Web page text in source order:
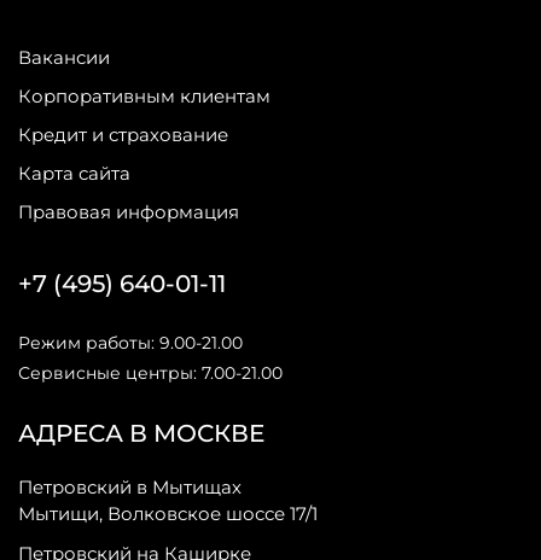
Вакансии
Корпоративным клиентам
Кредит и страхование
Карта сайта
Правовая информация
АДРЕСА В МОСКВЕ
Петровский в Мытищах
Мытищи, Волковское шоссе 17/1
Петровский на Каширке
+7 (495) 640-01-11
Режим работы: 9.00-21.00
Сервисные центры: 7.00-21.00